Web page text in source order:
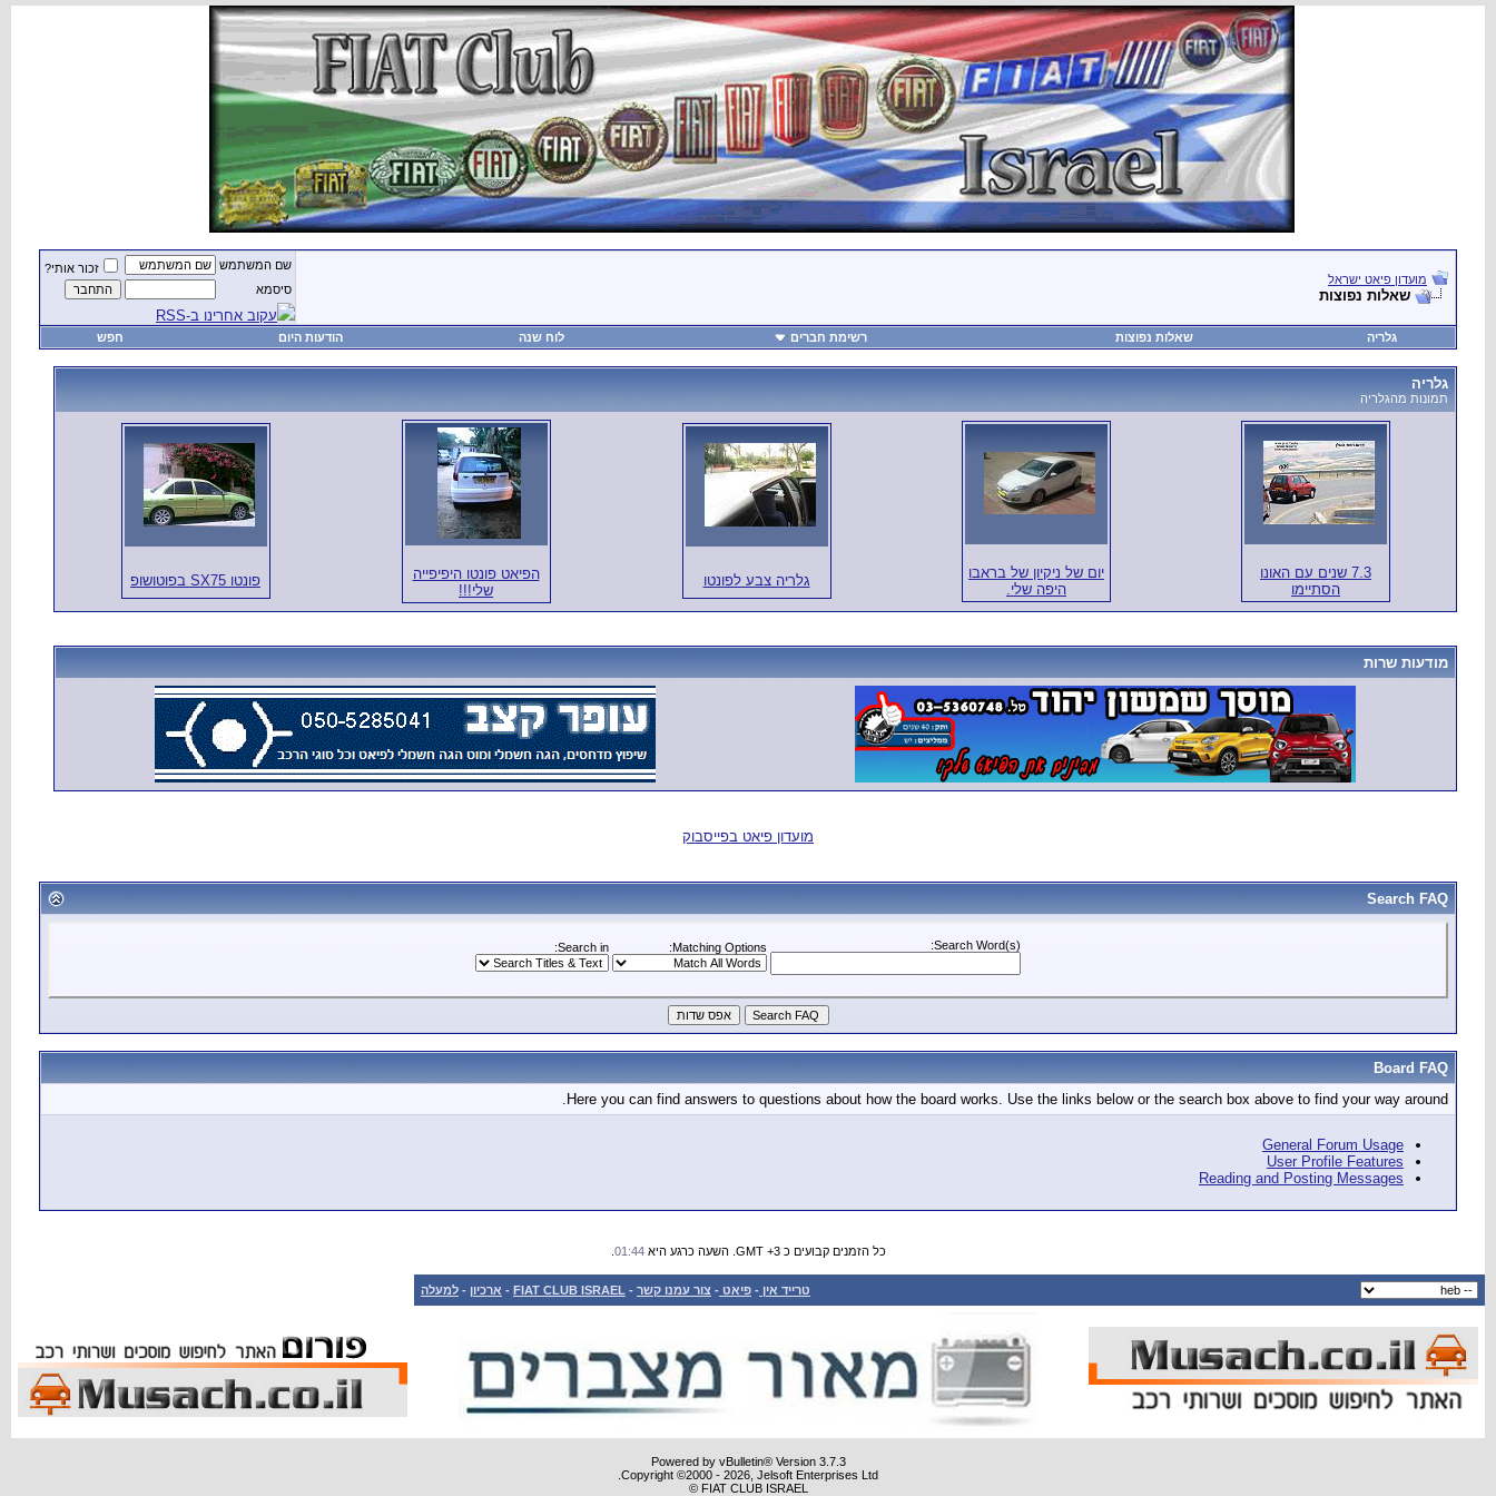
מועדון פיאט ישראל
שאלות נפוצות
שם המשתמש
זכור אותי?
סיסמא
עקוב אחרינו ב-RSS
גלריה שאלות נפוצות רשימת חברים לוח שנה הודעות היום חפש
גלריה
תמונות מהגלריה
7.3 שנים עם האונו
הסתיימו
יום של ניקיון של בראבו
היפה שלי.
גלריה צבע לפונטו
הפיאט פונטו היפיפייה
שלי!!!
פונטו SX75 בפוטושופ
מודעות שרות
מועדון פיאט בפייסבוק
Search FAQ
Search Word(s):
Matching Options:
Search in:
Board FAQ
Here you can find answers to questions about how the board works. Use the links below or the search box above to find your way around.
General Forum Usage
User Profile Features
Reading and Posting Messages
כל הזמנים קבועים כ GMT +3. השעה כרגע היא 01:44
טרייד אין - פיאט - צור עמנו קשר -
FIAT CLUB ISRAEL
- ארכיון - למעלה
Powered by vBulletin® Version 3.7.3
Copyright ©2000 - 2026, Jelsoft Enterprises Ltd.
FIAT CLUB ISRAEL ©